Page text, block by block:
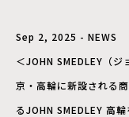
Sep 2, 2025 - NEWS
＜JOHN SMEDLEY（
京・高輪に新設される
るJOHN SMEDLEY 高